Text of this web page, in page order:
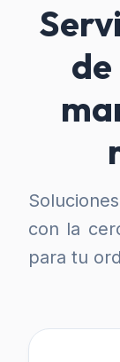
con la
para tu